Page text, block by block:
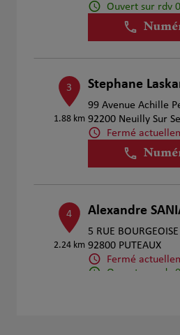
Ouvert sur rdv
3
1.88 km
Stephane
99 Avenue Achille
92200 Neuilly Sur
Fermé
4
2.24 km
Alexandre
5 RUE BOURGEOISE
92800 PUTEAUX
Fermé
Ouvert sur rdv